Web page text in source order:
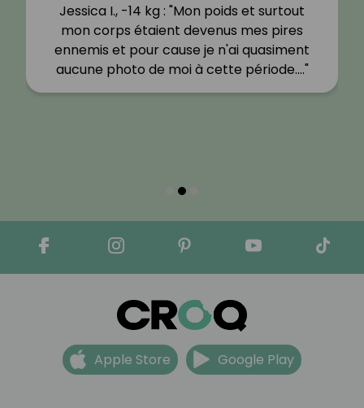
Jessica I., -14 kg : "Mon poids et surtout
mon corps étaient devenus mes pires
ennemis et pour cause je n'ai quasiment
aucune photo de moi à cette période.…"
Apple Store Google Play